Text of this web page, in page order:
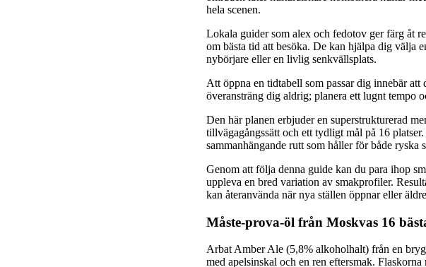
hela scenen.
Lokala guider som alex och fedotov ger färg åt
om bästa tid att besöka. De kan hjälpa dig välja
nybörjare eller en livlig senkvällsplats.
Att öppna en tidtabell som passar dig innebär
överansträng dig aldrig; planera ett lugnt tempo
Den här planen erbjuder en superstrukturerad
tillvägagångssätt och ett tydligt mål på 16
sammanhängande rutt som håller för både
Genom att följa denna guide kan du para ihop
uppleva en bred variation av smakprofiler.
kan återanvända när nya ställen öppnar eller
Måste-prova-öl från Moskvas 16
Arbat Amber Ale (5,8% alkoholhalt) från en
med apelsinskal och en ren eftersmak.